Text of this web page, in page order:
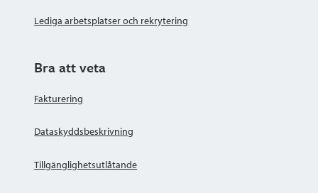
Lediga arbetsplatser och rekrytering
Bra att veta
Fakturering
Dataskyddsbeskrivning
Tillgänglighetsutlåtande